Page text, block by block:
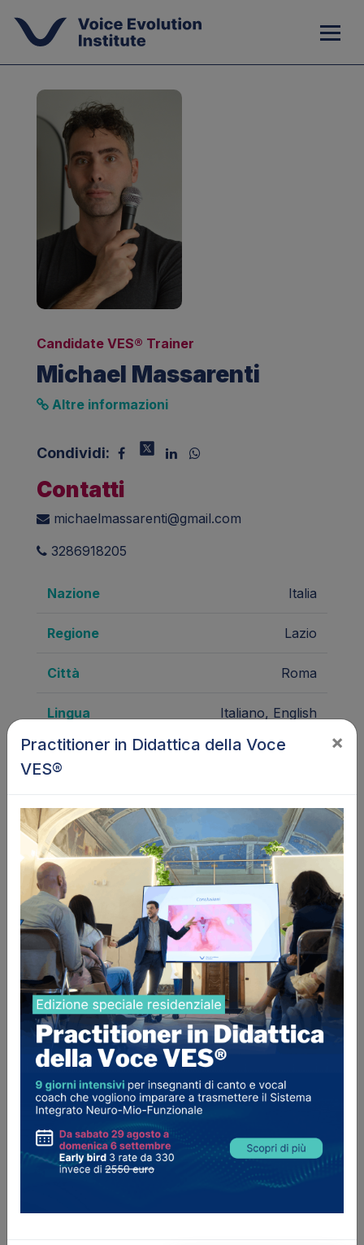
Candidate VES® Trainer
Michael Massarenti
Altre informazioni
Condividi:
Contatti
michaelmassarenti@gmail.com
3286918205
Nazione Italia
Regione Lazio
Città Roma
Lingua Italiano, English
Sedi
Massarenti,Quartiere Colli Aniene
Roma(001xx - RM), Italia
Insegnante
di canto moderno e songwriting,
performer e cantautore.
Si è esibito in molteplici eventi come
frontman
in formazioni Rock’n Roll anni '50, Pop-Rock,
Jazz e Swing.
Si è specializzato inMusica Sacrapresso
l’Ass. Lirica P. Mascagni con i Maestri E.
Balducci e F. Corridoni, esibendosi in numerosi
concerti come Solista, Corista e direttore di
Coro.
Ha all’attivo un album di inediti con il progetto
Mike Nadir.
Diplomato inPopular Music Theory Grade 5
Practitioner in Didattica della Voce
VES®
×